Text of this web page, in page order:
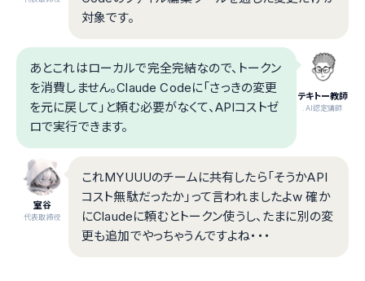
対象です。
テキトー教師
.AI認定講師
あとこれはローカルで完全完結なので、トークン
を消費しません。Claude Codeに「さっきの変更
を元に戻して」と頼む必要がなくて、APIコストゼ
ロで実行できます。
室谷
代表取締役
これMYUUUのチームに共有したら「そうかAPI
コスト無駄だったか」って言われましたよw 確か
にClaudeに頼むとトークン使うし、たまに別の変
更も追加でやっちゃうんですよね・・・